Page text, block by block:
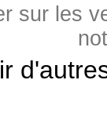
sur les